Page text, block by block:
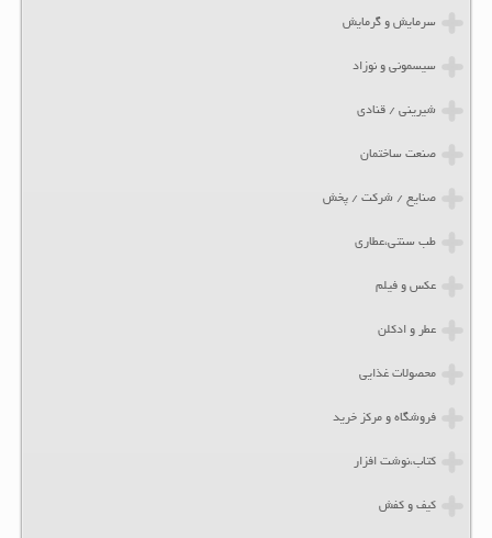
سرمایش و گرمایش
سیسمونی و نوزاد
شیرینی / قنادی
صنعت ساختمان
صنایع / شرکت / پخش
طب سنتی،عطاری
عکس و فیلم
عطر و ادکلن
محصولات غذایی
فروشگاه و مرکز خرید
کتاب،نوشت افزار
کیف و کفش